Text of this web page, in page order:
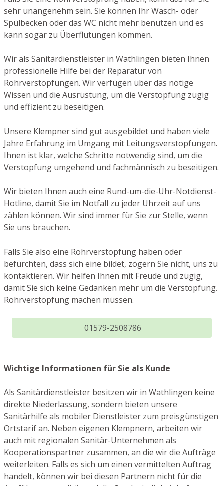
sehr unangenehm sein. Sie können Ihr Wasch- oder
Spülbecken oder das WC nicht mehr benutzen und es
kann sogar zu Überflutungen kommen.
Wir als Sanitärdienstleister in Wathlingen bieten Ihnen
professionelle Hilfe bei der Reparatur von
Rohrverstopfungen. Wir verfügen über das nötige
Wissen und die Ausrüstung, um die Verstopfung zügig
und effizient zu beseitigen.
Unsere Klempner sind gut ausgebildet und haben viele
Jahre Erfahrung im Umgang mit Leitungsverstopfungen.
Ihnen ist klar, welche Schritte notwendig sind, um die
Verstopfung umgehend und fachmännisch zu beseitigen.
Wir bieten Ihnen auch eine Rund-um-die-Uhr-Notdienst-
Hotline, damit Sie im Notfall zu jeder Uhrzeit auf uns
zählen können. Wir sind immer für Sie zur Stelle, wenn
Sie uns brauchen.
Falls Sie also eine Rohrverstopfung haben oder
befürchten, dass sich eine bildet, zögern Sie nicht, uns zu
kontaktieren. Wir helfen Ihnen mit Freude und zügig,
damit Sie sich keine Gedanken mehr um die Verstopfung.
Rohrverstopfung machen müssen.
01579-2508786
Wichtige Informationen für Sie als Kunde
Als Sanitärdienstleister besitzen wir in Wathlingen keine
direkte Niederlassung, sondern bieten unsere
Sanitärhilfe als mobiler Dienstleister zum preisgünstigen
Ortstarif an. Neben eigenen Klempnern, arbeiten wir
auch mit regionalen Sanitär-Unternehmen als
Kooperationspartner zusammen, an die wir die Aufträge
weiterleiten. Falls es sich um einen vermittelten Auftrag
handelt, können wir bei diesen Partnern nicht für die